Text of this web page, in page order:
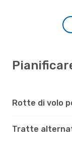
Rotte di volo
Tratte